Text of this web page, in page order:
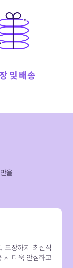
및 배송
을
포장까지 최신식
시 더욱 안심하고